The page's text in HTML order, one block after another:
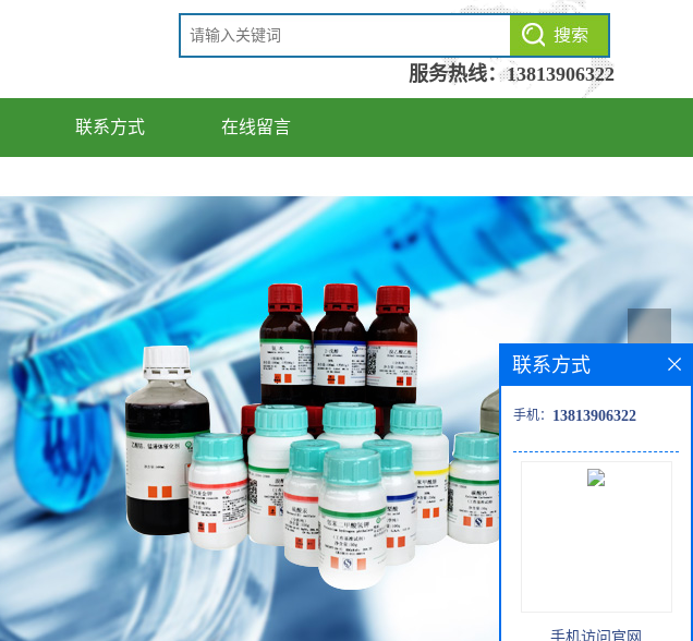
服务热线：13813906322
联系方式 在线留言
联系方式
手机： 13813906322
手机访问官网